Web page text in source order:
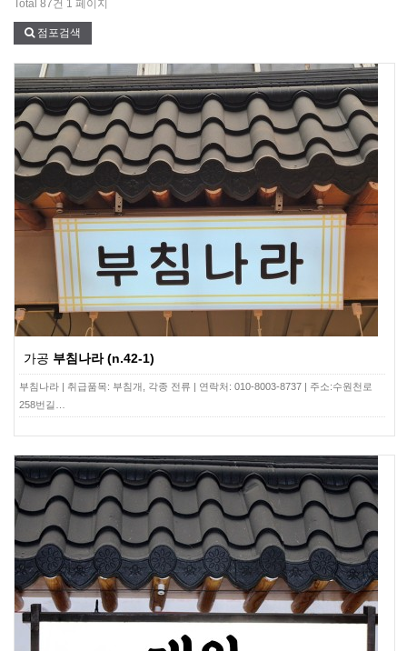
Total 87건 1 페이지
점포검색
가공 부침나라 (n.42-1)
부침나라 | 취급품목: 부침개, 각종 전류 | 연락처: 010-8003-8737 | 주소:수원천로
258번길…